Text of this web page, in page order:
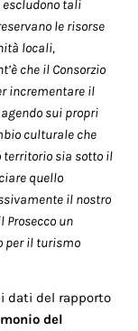
escludono tali
le risorse
locali,
che il Consorzio
incrementare il
sui propri
culturale che
territorio sia sotto il
quello
il nostro
un
per il turismo
dati del rapporto
del